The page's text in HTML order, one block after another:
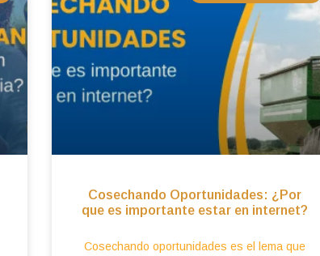
Cosechando Oportunidades: ¿Por
que es importante estar en internet?
Cosechando oportunidades es el lema que